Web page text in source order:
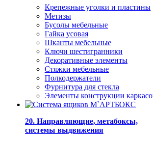
Крепежные уголки и пластины
Метизы
Бусолы мебельные
Гайка усовая
Шканты мебельные
Ключи шестигранники
Декоративные элементы
Стяжки мебельные
Полкодержатели
Фурнитура для стекла
Элементы конструкции
20. Направляющие, метабоксы,
системы выдвижения